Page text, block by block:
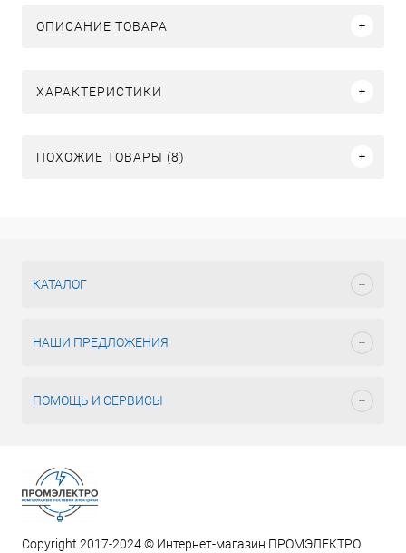
ОПИСАНИЕ ТОВАРА
ХАРАКТЕРИСТИКИ
ПОХОЖИЕ ТОВАРЫ (8)
КАТАЛОГ
НАШИ ПРЕДЛОЖЕНИЯ
ПОМОЩЬ И СЕРВИСЫ
Copyright 2017-2024 © Интернет-магазин ПРОМЭЛЕКТРО.